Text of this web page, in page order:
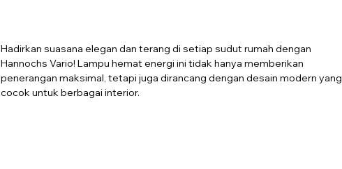
Hadirkan suasana elegan dan terang di setiap sudut rumah dengan
Hannochs Vario! Lampu hemat energi ini tidak hanya memberikan
penerangan maksimal, tetapi juga dirancang dengan desain modern yang
cocok untuk berbagai interior.